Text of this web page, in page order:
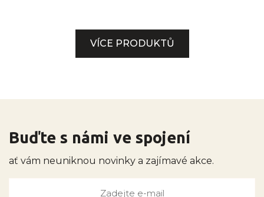
VÍCE PRODUKTŮ
Buďte s námi ve spojení
ať vám neuniknou novinky a zajímavé akce.